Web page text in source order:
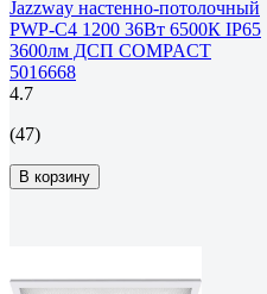
Jazzway настенно-потолочный
PWP-С4 1200 36Вт 6500К IP65
3600лм ДСП COMPACT
5016668
4.7
(47)
В корзину